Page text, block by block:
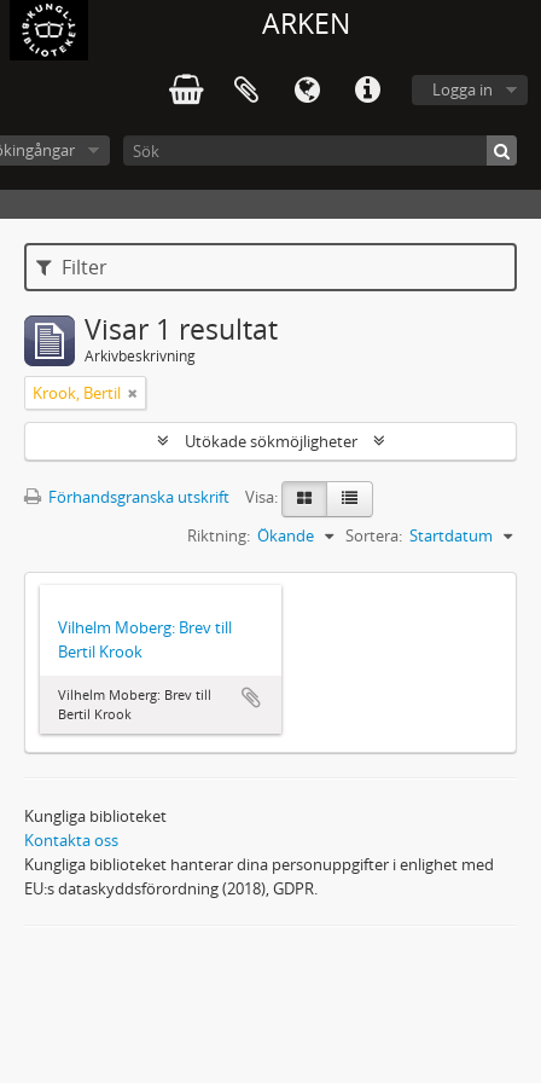
ARKEN
Logga in
Filter
Visar 1 resultat
Arkivbeskrivning
Krook, Bertil
Utökade sökmöjligheter
Förhandsgranska utskrift
Visa:
Sortera: Startdatum
Riktning: Ökande
Vilhelm Moberg: Brev till
Bertil Krook
Vilhelm Moberg: Brev till
Bertil Krook
Kungliga biblioteket
Kontakta oss
Kungliga biblioteket hanterar dina personuppgifter i enlighet med
EU:s dataskyddsförordning (2018), GDPR.